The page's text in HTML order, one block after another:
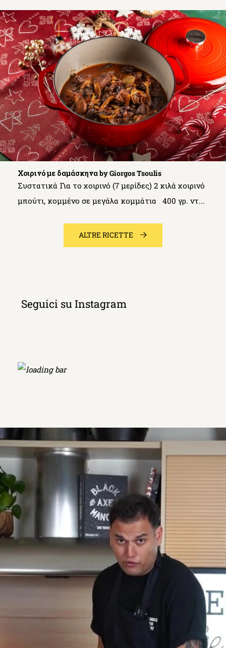
Χοιρινό με δαμάσκηνα by Giorgos Tsoulis
Συστατικά Για το χοιρινό (7 μερίδες) 2 κιλά χοιρινό
μπούτι, κομμένο σε μεγάλα κομμάτια 400 γρ. ντ...
ALTRE RICETTE
Seguici su Instagram